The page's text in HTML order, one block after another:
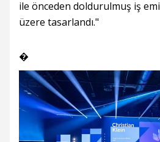
ile önceden doldurulmuş iş
üzere tasarlandı."
�